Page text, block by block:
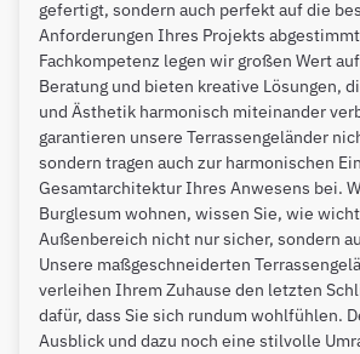
gefertigt, sondern auch perfekt auf die
Anforderungen Ihres Projekts
Fachkompetenz legen wir großen Wert
Beratung und bieten kreative Lösungen,
und Ästhetik harmonisch miteinander
garantieren unsere Terrassengeländer
sondern tragen auch zur harmonischen
Gesamtarchitektur Ihres Anwesens bei.
Burglesum wohnen, wissen Sie, wie
Außenbereich nicht nur sicher, sondern
Unsere maßgeschneiderten
verleihen Ihrem Zuhause den letzten
dafür, dass Sie sich rundum wohlfühlen.
Ausblick und dazu noch eine stilvolle